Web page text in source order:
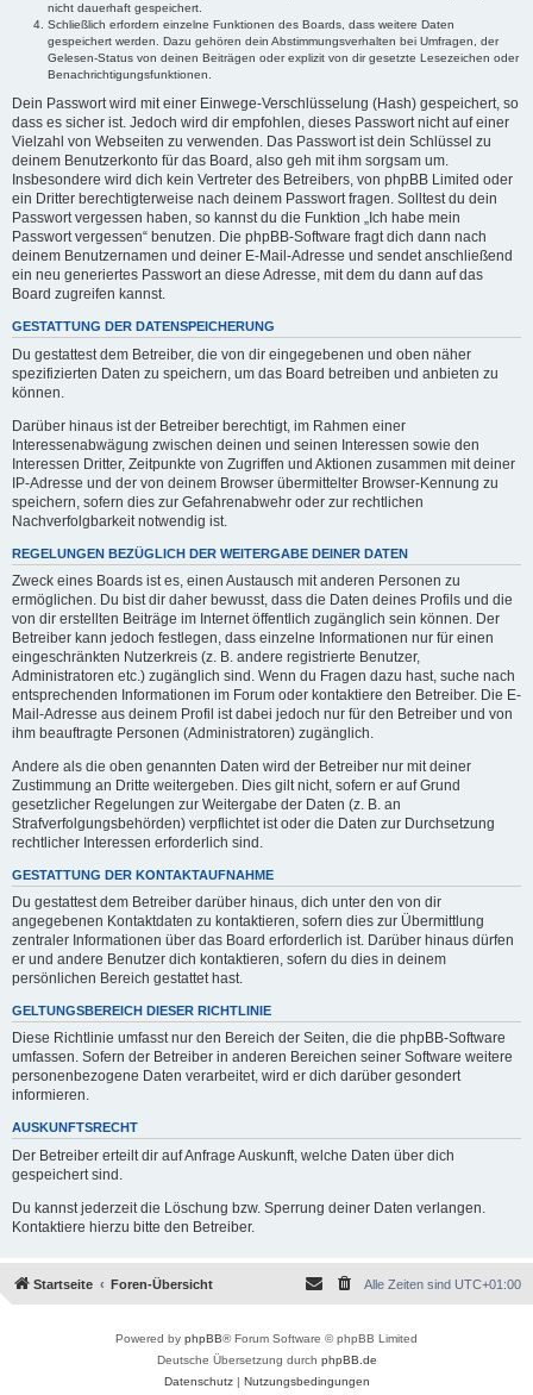
nicht dauerhaft gespeichert.
Schließlich erfordern einzelne Funktionen des Boards, dass weitere Daten
gespeichert werden. Dazu gehören dein Abstimmungsverhalten bei Umfragen, der
Gelesen-Status von deinen Beiträgen oder explizit von dir gesetzte Lesezeichen oder
Benachrichtigungsfunktionen.
Dein Passwort wird mit einer Einwege-Verschlüsselung (Hash) gespeichert, so
dass es sicher ist. Jedoch wird dir empfohlen, dieses Passwort nicht auf einer
Vielzahl von Webseiten zu verwenden. Das Passwort ist dein Schlüssel zu
deinem Benutzerkonto für das Board, also geh mit ihm sorgsam um.
Insbesondere wird dich kein Vertreter des Betreibers, von phpBB Limited oder
ein Dritter berechtigterweise nach deinem Passwort fragen. Solltest du dein
Passwort vergessen haben, so kannst du die Funktion „Ich habe mein
Passwort vergessen“ benutzen. Die phpBB-Software fragt dich dann nach
deinem Benutzernamen und deiner E-Mail-Adresse und sendet anschließend
ein neu generiertes Passwort an diese Adresse, mit dem du dann auf das
Board zugreifen kannst.
GESTATTUNG DER DATENSPEICHERUNG
Du gestattest dem Betreiber, die von dir eingegebenen und oben näher
spezifizierten Daten zu speichern, um das Board betreiben und anbieten zu
können.
Darüber hinaus ist der Betreiber berechtigt, im Rahmen einer
Interessenabwägung zwischen deinen und seinen Interessen sowie den
Interessen Dritter, Zeitpunkte von Zugriffen und Aktionen zusammen mit deiner
IP-Adresse und der von deinem Browser übermittelter Browser-Kennung zu
speichern, sofern dies zur Gefahrenabwehr oder zur rechtlichen
Nachverfolgbarkeit notwendig ist.
REGELUNGEN BEZÜGLICH DER WEITERGABE DEINER DATEN
Zweck eines Boards ist es, einen Austausch mit anderen Personen zu
ermöglichen. Du bist dir daher bewusst, dass die Daten deines Profils und die
von dir erstellten Beiträge im Internet öffentlich zugänglich sein können. Der
Betreiber kann jedoch festlegen, dass einzelne Informationen nur für einen
eingeschränkten Nutzerkreis (z. B. andere registrierte Benutzer,
Administratoren etc.) zugänglich sind. Wenn du Fragen dazu hast, suche nach
entsprechenden Informationen im Forum oder kontaktiere den Betreiber. Die E-
Mail-Adresse aus deinem Profil ist dabei jedoch nur für den Betreiber und von
ihm beauftragte Personen (Administratoren) zugänglich.
Andere als die oben genannten Daten wird der Betreiber nur mit deiner
Zustimmung an Dritte weitergeben. Dies gilt nicht, sofern er auf Grund
gesetzlicher Regelungen zur Weitergabe der Daten (z. B. an
Strafverfolgungsbehörden) verpflichtet ist oder die Daten zur Durchsetzung
rechtlicher Interessen erforderlich sind.
GESTATTUNG DER KONTAKTAUFNAHME
Du gestattest dem Betreiber darüber hinaus, dich unter den von dir
angegebenen Kontaktdaten zu kontaktieren, sofern dies zur Übermittlung
zentraler Informationen über das Board erforderlich ist. Darüber hinaus dürfen
er und andere Benutzer dich kontaktieren, sofern du dies in deinem
persönlichen Bereich gestattet hast.
GELTUNGSBEREICH DIESER RICHTLINIE
Diese Richtlinie umfasst nur den Bereich der Seiten, die die phpBB-Software
umfassen. Sofern der Betreiber in anderen Bereichen seiner Software weitere
personenbezogene Daten verarbeitet, wird er dich darüber gesondert
informieren.
AUSKUNFTSRECHT
Der Betreiber erteilt dir auf Anfrage Auskunft, welche Daten über dich
gespeichert sind.
Du kannst jederzeit die Löschung bzw. Sperrung deiner Daten verlangen.
Kontaktiere hierzu bitte den Betreiber.
Startseite Foren-Übersicht Alle Zeiten sind UTC+01:00
Powered by phpBB® Forum Software © phpBB Limited
Deutsche Übersetzung durch phpBB.de
Datenschutz| Nutzungsbedingungen